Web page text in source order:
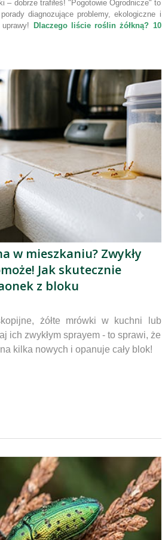
– dobrze trafiłeś! "Pogotowie Ogrodnicze" to
diagnozujące problemy, ekologiczne i
Dlaczego liście roślin żółkną? 10
w mieszkaniu? Zwykły
Jak skutecznie
z bloku
żółte mrówki w kuchni lub
ich zwykłym sprayem - to sprawi, że
kilka nowych i opanuje cały blok!